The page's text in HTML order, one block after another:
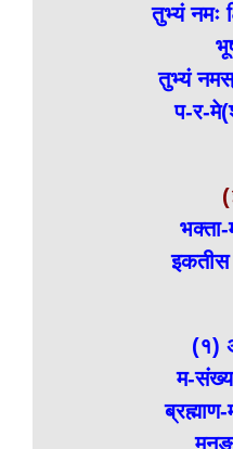
तुभ्यं नमः
तुभ्यं
प-र-
भक्ता-
इकतीस
(१)
म-संख्य